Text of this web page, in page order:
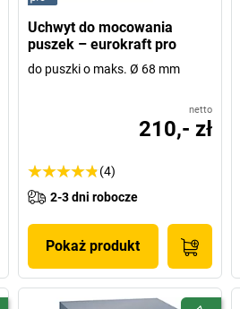
Uchwyt do mocowania
puszek – eurokraft pro
do puszki o maks. Ø 68 mm
netto
210,- zł
(4)
2-3 dni robocze
Pokaż produkt